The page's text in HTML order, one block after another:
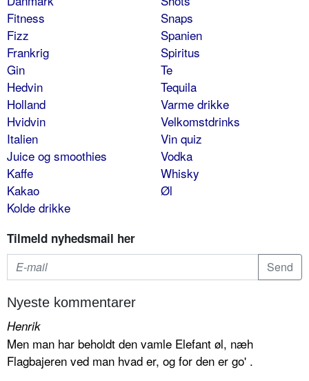
Fitness
Fizz
Frankrig
Gin
Hedvin
Holland
Hvidvin
Italien
Juice og smoothies
Kaffe
Kakao
Kolde drikke
Snaps
Spanien
Spiritus
Te
Tequila
Varme drikke
Velkomstdrinks
Vin quiz
Vodka
Whisky
Øl
Tilmeld nyhedsmail her
Nyeste kommentarer
Henrik
Men man har beholdt den vamle Elefant øl, næh
Flagbajeren ved man hvad er, og for den er go' .